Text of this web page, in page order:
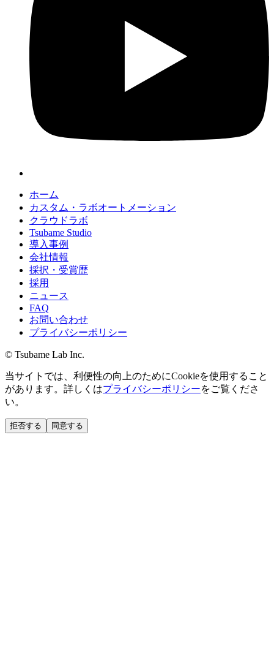
ホーム
カスタム・ラボオートメーション
クラウドラボ
Tsubame Studio
導入事例
会社情報
採択・受賞歴
採用
ニュース
FAQ
お問い合わせ
プライバシーポリシー
© Tsubame Lab Inc.
当サイトでは、利便性の向上のためにCookieを使用すること
があります。詳しくはプライバシーポリシーをご覧くださ
い。
拒否する 同意する